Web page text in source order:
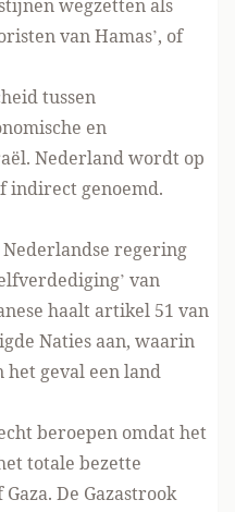
wegzetten als
van Hamas’, of
tussen
en
Nederland wordt op
indirect genoemd.
Nederlandse regering
van
haalt artikel 51 van
Naties aan, waarin
geval een land
beroepen omdat het
totale bezette
De Gazastrook